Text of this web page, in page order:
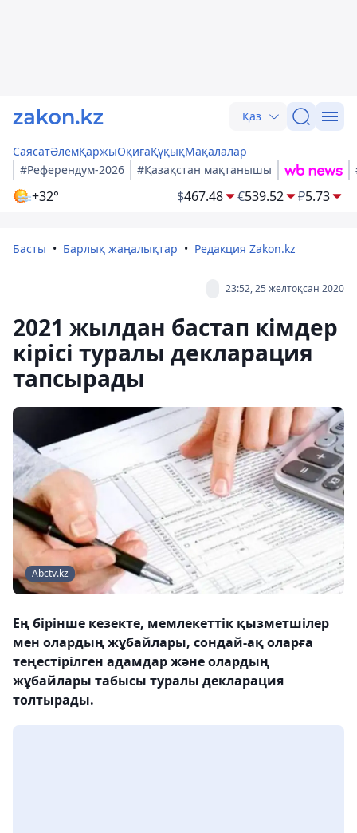
Қаз
СаясатӘлемҚаржыОқиғаҚұқықМақалалар
#Референдум-2026
#Қазақстан мақтанышы
+32° $467.48 €539.52 ₽5.73
Басты Барлық жаңалықтар Редакция Zakon.kz
23:52, 25 желтоқсан 2020
2021 жылдан бастап кімдер
кірісі туралы декларация
тапсырады
Abctv.kz
Ең бірінше кезекте, мемлекеттік қызметшілер
мен олардың жұбайлары, сондай-ақ оларға
теңестірілген адамдар және олардың
жұбайлары табысы туралы декларация
толтырады.